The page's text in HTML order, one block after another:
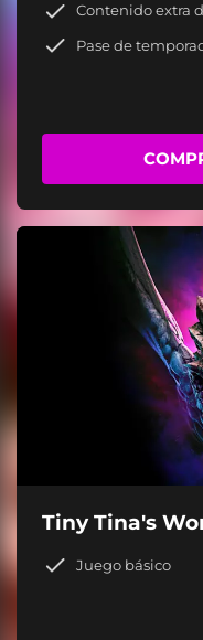
Contenido extra
Pase de
Tiny Tina's
Juego básico